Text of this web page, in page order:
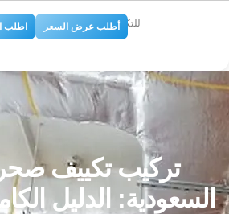
للتكييف والتبريد
أطلب عرض السعر اطلب
تركيب تكييف
السعودية: الدليل